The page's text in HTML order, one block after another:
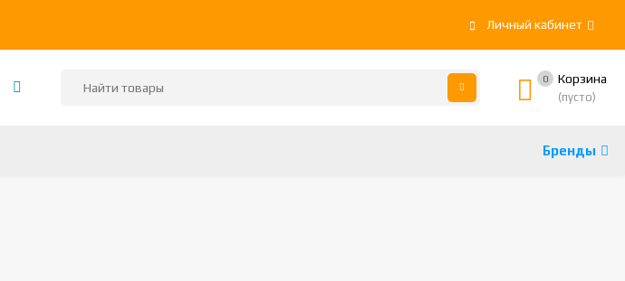
Личный кабинет
0 Корзина
(пусто)
Бренды